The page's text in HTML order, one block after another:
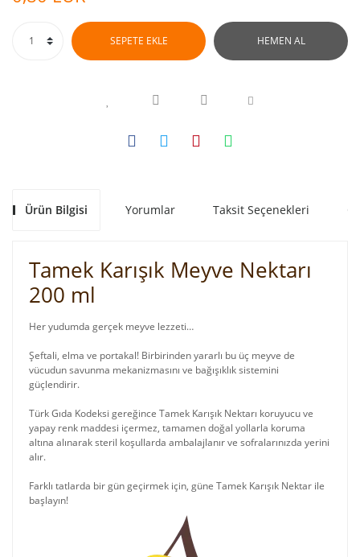
SEPETE EKLE HEMEN AL
Ürün Bilgisi Yorumlar Taksit Seçenekleri
Tamek Karışık Meyve Nektarı
200 ml
Her yudumda gerçek meyve lezzeti…
Şeftali, elma ve portakal! Birbirinden yararlı bu üç meyve de
vücudun savunma mekanizmasını ve bağışıklık sistemini
güçlendirir.
Türk Gıda Kodeksi gereğince Tamek Karışık Nektarı koruyucu ve
yapay renk maddesi içermez, tamamen doğal yollarla koruma
altına alınarak steril koşullarda ambalajlanır ve sofralarınızda yerini
alır.
Farklı tatlarda bir gün geçirmek için, güne Tamek Karışık Nektar ile
başlayın!